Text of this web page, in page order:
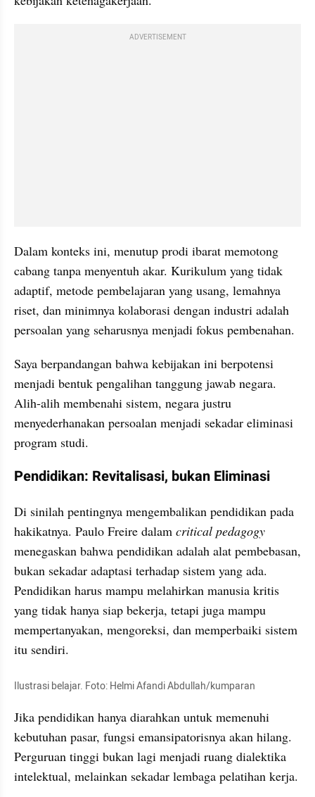
ADVERTISEMENT
Dalam konteks ini, menutup prodi ibarat memotong
cabang tanpa menyentuh akar. Kurikulum yang tidak
adaptif, metode pembelajaran yang usang, lemahnya
riset, dan minimnya kolaborasi dengan industri adalah
persoalan yang seharusnya menjadi fokus pembenahan.
Saya berpandangan bahwa kebijakan ini berpotensi
menjadi bentuk pengalihan tanggung jawab negara.
Alih-alih membenahi sistem, negara justru
menyederhanakan persoalan menjadi sekadar eliminasi
program studi.
Pendidikan: Revitalisasi, bukan Eliminasi
Di sinilah pentingnya mengembalikan pendidikan pada
hakikatnya. Paulo Freire dalam critical pedagogy
menegaskan bahwa pendidikan adalah alat pembebasan,
bukan sekadar adaptasi terhadap sistem yang ada.
Pendidikan harus mampu melahirkan manusia kritis
yang tidak hanya siap bekerja, tetapi juga mampu
mempertanyakan, mengoreksi, dan memperbaiki sistem
itu sendiri.
Ilustrasi belajar. Foto: Helmi Afandi Abdullah/kumparan
Jika pendidikan hanya diarahkan untuk memenuhi
kebutuhan pasar, fungsi emansipatorisnya akan hilang.
Perguruan tinggi bukan lagi menjadi ruang dialektika
intelektual, melainkan sekadar lembaga pelatihan kerja.